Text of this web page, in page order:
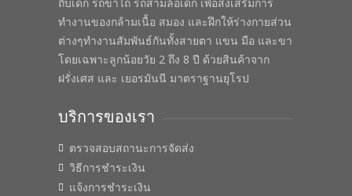
ถีบเด็ก รถขาไถ รถสามล้อเด็ก เพื่อส่งเสริมการ
ทำงานของกล้ามเนื้อ สมอง และฝึกให้ร่างกายส่วน
ต่างๆทำงานสัมพันธ์กันทั้งสายตา แขน มือ และขา
โดยเฉพาะลูกน้อยวัย 2 ถึง 8 ปี ด้วยสินค้าจาก
ฝรั่งเศส และ เยอรมันนี มาตราฐานยุโรป
บริการของเรา
ตรวจสอบสถานะการจัดส่ง
วิธีการชำระเงิน
แจ้งการชำระเงิน